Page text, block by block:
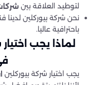
لتوطيد العلاقة بين
نحن شركة بيوركلين
باحترافية عاليا.
لماذا يجب
يجب اختيار شركة بيوركلين